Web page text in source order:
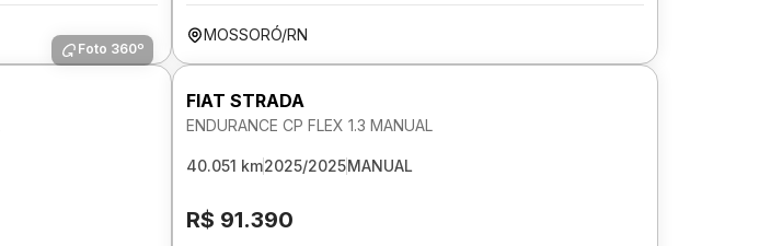
MOSSORÓ/RN
Foto 360º
FIAT STRADA
ENDURANCE CP FLEX 1.3 MANUAL
40.051 km2025/2025MANUAL
R$ 91.390